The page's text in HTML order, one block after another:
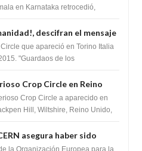
en Karnataka retrocedió,
descifran el mensaje
de Torino ,Italia
que apareció en Torino Italia
"Guardaos de los
Crop Circle en Reino
2016Crop Circle a aparecido en
Hill, Wiltshire, Reino Unido,
asegura haber sido
de luz durante una
la Organización Europea para la